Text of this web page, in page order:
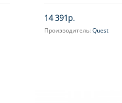
14 391р.
Производитель:Quest